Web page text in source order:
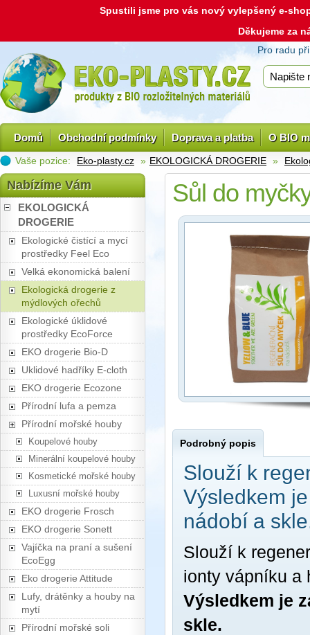
Spustili jsme pro vás nový vylepšený e-
Děkujeme za
Pro radu
Domů Obchodní podmínky Doprava a platba O BIO
Vaše pozice: Eko-plasty.cz » EKOLOGICKÁ DROGERIE »
Nabízíme Vám
EKOLOGICKÁ
DROGERIE
Ekologické čistící a mycí
prostředky Feel Eco
Velká ekonomická balení
Ekologická drogerie z
mýdlových ořechů
Ekologické úklidové
prostředky EcoForce
EKO drogerie Bio-D
Uklidové hadříky E-cloth
EKO drogerie Ecozone
Přírodní lufa a pemza
Přírodní mořské houby
Koupelové houby
Minerální koupelové houby
Kosmetické mořské houby
Luxusní mořské houby
EKO drogerie Frosch
EKO drogerie Sonett
Vajíčka na praní a sušení
EcoEgg
Eko drogerie Attitude
Lufy, drátěnky a houby na
mytí
Přírodní mořské soli
Sůl do
Podrobný popis
Slouží k
Výsledkem
nádobí a
Slouží k
ionty vápníku a
Výsledkem je
skle.